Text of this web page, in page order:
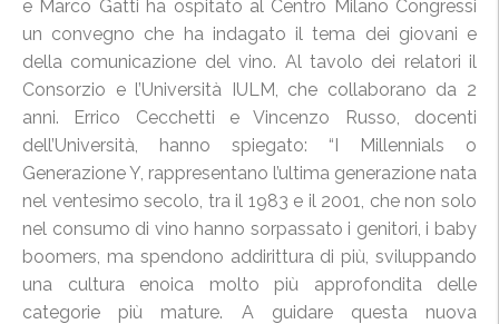
e Marco Gatti ha ospitato al Centro Milano Congressi
un convegno che ha indagato il tema dei giovani e
della comunicazione del vino. Al tavolo dei relatori il
Consorzio e l’Università IULM, che collaborano da 2
anni. Errico Cecchetti e Vincenzo Russo, docenti
dell’Università, hanno spiegato: “I Millennials o
Generazione Y, rappresentano l’ultima generazione nata
nel ventesimo secolo, tra il 1983 e il 2001, che non solo
nel consumo di vino hanno sorpassato i genitori, i baby
boomers, ma spendono addirittura di più, sviluppando
una cultura enoica molto più approfondita delle
categorie più mature. A guidare questa nuova